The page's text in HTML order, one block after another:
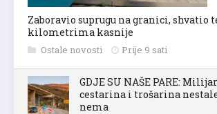
Zaboravio suprugu na granici, shvatio
kilometrima kasnije
Ostale novosti Prije 9 sati
GDJE SU NAŠE PARE:
cestarina i trošarina
nema